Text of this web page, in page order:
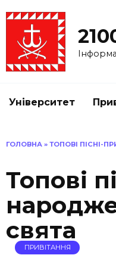
Університет
ГОЛОВНА » ТОПОВІ ПІСНІ-
Топові
свята
ПРИВІТАННЯ